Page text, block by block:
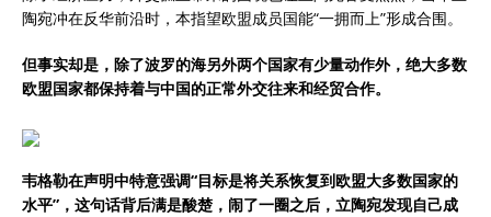
陶宛冲在反华前沿时，本指望欧盟成员国能“一拥而上”形成合围。
但事实却是，除了波罗的海另外两个国家有少量动作外，绝大多数
欧盟国家都保持着与中国的正常外交往来和经贸合作。
韦格勒在声明中特意强调“目标是将关系恢复到欧盟大多数国家的
水平”，这句话背后满是酸楚，闹了一圈之后，立陶宛发现自己成